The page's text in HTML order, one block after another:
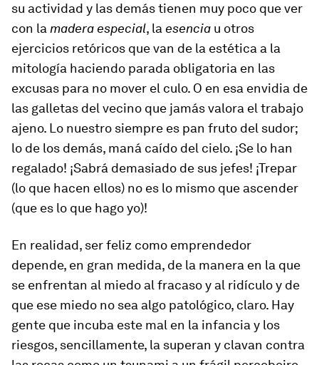
su actividad y las demás tienen muy poco que ver
con la madera especial, la esencia u otros
ejercicios retóricos que van de la estética a la
mitología haciendo parada obligatoria en las
excusas para no mover el culo. O en esa envidia de
las galletas del vecino que jamás valora el trabajo
ajeno. Lo nuestro siempre es pan fruto del sudor;
lo de los demás, maná caído del cielo. ¡Se lo han
regalado! ¡Sabrá demasiado de sus jefes! ¡Trepar
(lo que hacen ellos) no es lo mismo que ascender
(que es lo que hago yo)!
En realidad, ser feliz como emprendedor
depende, en gran medida, de la manera en la que
se enfrentan al miedo al fracaso y al ridículo y de
que ese miedo no sea algo patológico, claro. Hay
gente que incuba este mal en la infancia y los
riesgos, sencillamente, la superan y clavan contra